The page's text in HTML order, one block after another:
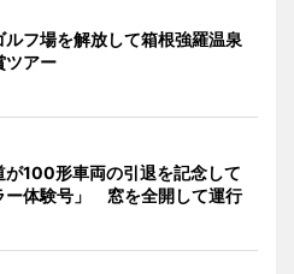
ルフ場を解放して箱根強羅温泉
ツアー
が100形車両の引退を記念して
ー体験号」 窓を全開して運行